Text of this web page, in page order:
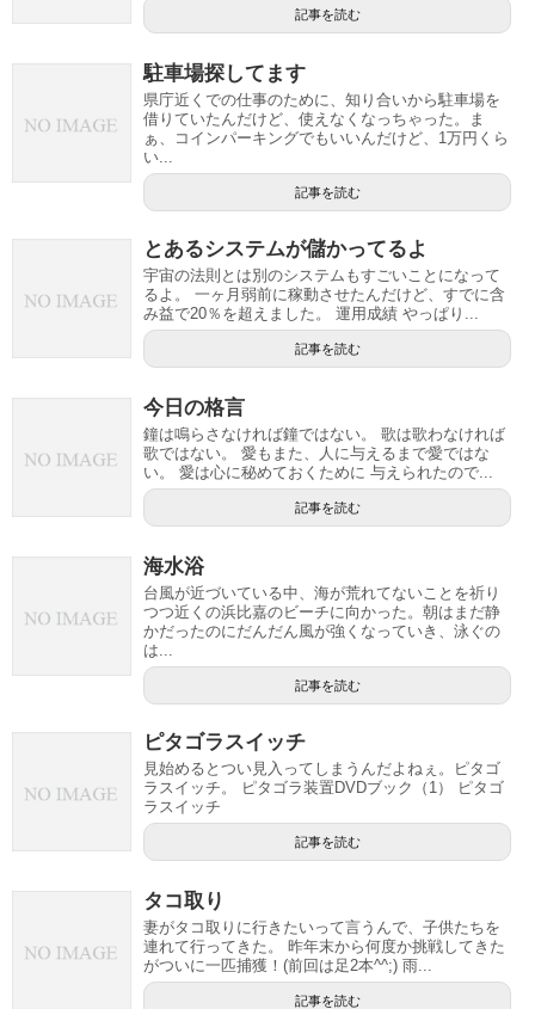
記事を読む
駐車場探してます
県庁近くでの仕事のために、知り合いから駐車場を
借りていたんだけど、使えなくなっちゃった。ま
ぁ、コインパーキングでもいいんだけど、1万円くら
い...
記事を読む
とあるシステムが儲かってるよ
宇宙の法則とは別のシステムもすごいことになって
るよ。 一ヶ月弱前に稼動させたんだけど、すでに含
み益で20％を超えました。 運用成績 やっぱり...
記事を読む
今日の格言
鐘は鳴らさなければ鐘ではない。 歌は歌わなければ
歌ではない。 愛もまた、人に与えるまで愛ではな
い。 愛は心に秘めておくために 与えられたので...
記事を読む
海水浴
台風が近づいている中、海が荒れてないことを祈り
つつ近くの浜比嘉のビーチに向かった。朝はまだ静
かだったのにだんだん風が強くなっていき、泳ぐの
は...
記事を読む
ピタゴラスイッチ
見始めるとつい見入ってしまうんだよねぇ。ピタゴ
ラスイッチ。 ピタゴラ装置DVDブック（1） ピタゴ
ラスイッチ
記事を読む
タコ取り
妻がタコ取りに行きたいって言うんで、子供たちを
連れて行ってきた。 昨年末から何度か挑戦してきた
がついに一匹捕獲！(前回は足2本^^;) 雨...
記事を読む